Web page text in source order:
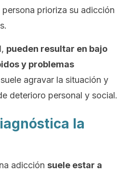
prioriza su adicción
pueden resultar en bajo
y problemas
agravar la situación y
deterioro personal y social.
la
adicción suele estar a